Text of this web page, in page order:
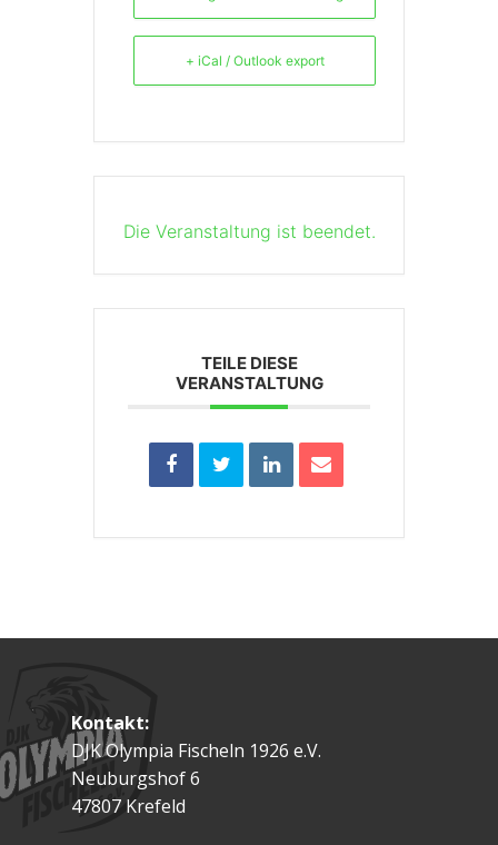
+ iCal / Outlook export
Die Veranstaltung ist beendet.
TEILE DIESE
VERANSTALTUNG
Kontakt:
DJK Olympia Fischeln 1926 e.V.
Neuburgshof 6
47807 Krefeld